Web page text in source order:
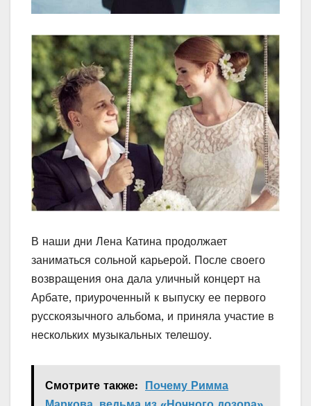
В наши дни Лена Катина продолжает
заниматься сольной карьерой. После своего
возвращения она дала уличный концерт на
Арбате, приуроченный к выпуску ее первого
русскоязычного альбома, и приняла участие в
нескольких музыкальных телешоу.
Смотрите также:
Почему Римма